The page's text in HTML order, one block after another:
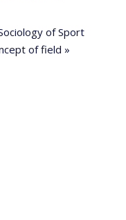
of Sport
of field »